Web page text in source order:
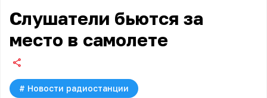
Слушатели бьются за
место в самолете
# Новости радиостанции